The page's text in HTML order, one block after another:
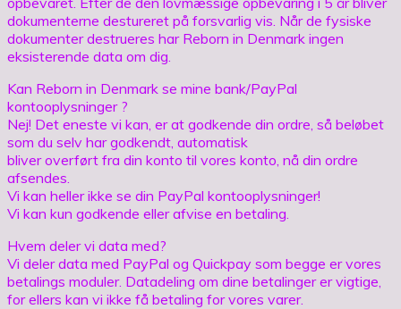
dokumenterne destureret på forsvarlig vis. Når de fysiske
dokumenter destrueres har Reborn in Denmark ingen
eksisterende data om dig.
Kan Reborn in Denmark se mine bank/PayPal
kontooplysninger ?
Nej! Det eneste vi kan, er at godkende din ordre, så beløbet
som du selv har godkendt, automatisk
bliver overført fra din konto til vores konto, nå din ordre
afsendes.
Vi kan heller ikke se din PayPal kontooplysninger!
Vi kan kun godkende eller afvise en betaling.
Hvem deler vi data med?
Vi deler data med PayPal og Quickpay som begge er vores
betalings moduler. Datadeling om dine betalinger er vigtige,
for ellers kan vi ikke få betaling for vores varer.